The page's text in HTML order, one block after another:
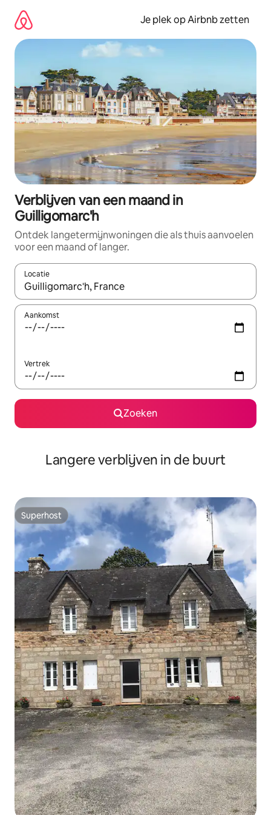
direct
naar
inhoud
Je plek op Airbnb zetten
Verblijven van een maand in
Guilligomarc'h
Ontdek langetermijnwoningen die als thuis aanvoelen
voor een maand of langer.
Locatie
Wanneer er resultaten beschikbaar zijn, maak je een keuze
Aankomst
Vertrek
Zoeken
Langere verblijven in de buurt
Superhost
Superhost